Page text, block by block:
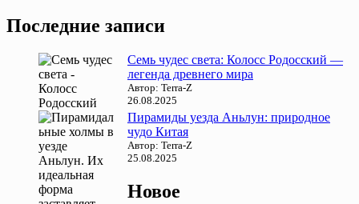
Последние записи
Семь чудес света: Колосс Родосский —
легенда древнего мира
Автор: Terra-Z
26.08.2025
Пирамиды уезда Аньлун: природное
чудо Китая
Автор: Terra-Z
25.08.2025
Новое